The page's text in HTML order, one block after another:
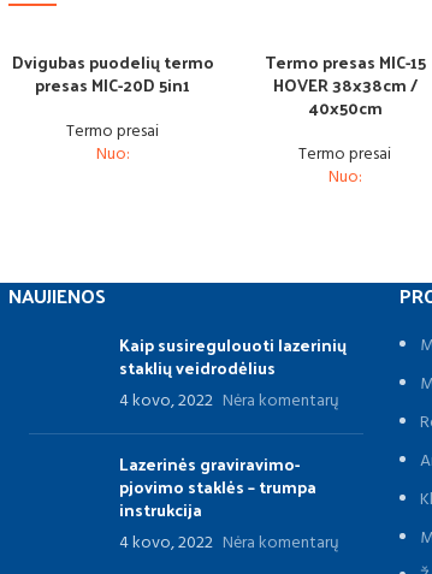
Dvigubas puodelių termo
presas MIC-20D 5in1
Termo presai
Nuo:
Termo presas MIC-15
HOVER 38x38cm /
40x50cm
Termo presai
Nuo:
NAUJIENOS
Kaip susiregulouoti lazerinių
staklių veidrodėlius
4 kovo, 2022 Nėra komentarų
Lazerinės graviravimo-
pjovimo staklės – trumpa
instrukcija
4 kovo, 2022 Nėra komentarų